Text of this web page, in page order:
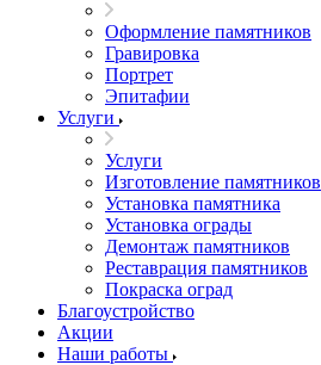
Оформление памятников
Гравировка
Портрет
Эпитафии
Услуги
Услуги
Изготовление памятников
Установка памятника
Установка ограды
Демонтаж памятников
Реставрация памятников
Покраска оград
Благоустройство
Акции
Наши работы